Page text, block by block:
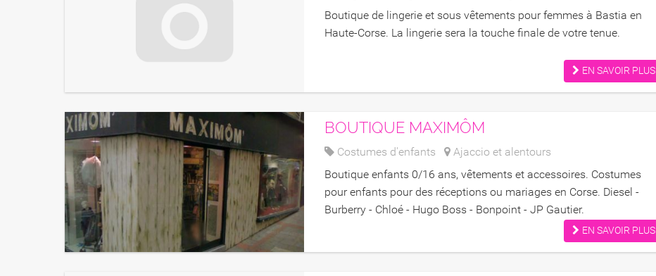
Séduction
Boutique de lingerie et sous vêtements pour femmes à Bastia en
Haute-Corse. La lingerie sera la touche finale de votre tenue.
EN SAVOIR PLUS
BOUTIQUE MAXIMÔM
Costumes d'enfants
Ajaccio et alentours
Boutique enfants 0/16 ans, vêtements et accessoires. Costumes
pour enfants pour des réceptions ou mariages en Corse. Diesel -
Burberry - Chloé - Hugo Boss - Bonpoint - JP Gautier.
EN SAVOIR PLUS